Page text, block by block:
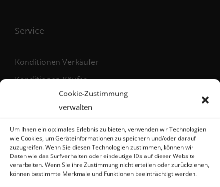
Cookie-Zustimmung
verwalten
Um Ihnen ein optimales Erlebnis zu bieten, verwenden wir Technologien
wie Cookies, um Geräteinformationen zu speichern und/oder darauf
zuzugreifen. Wenn Sie diesen Technologien zustimmen, können wir
Daten wie das Surfverhalten oder eindeutige IDs auf dieser Website
verarbeiten. Wenn Sie ihre Zustimmung nicht erteilen oder zurückziehen,
können bestimmte Merkmale und Funktionen beeinträchtigt werden.
Service
Konditionen Verkäufer
Konditionen Käufer
Maklervertrag (Verkäufer)
Registrierung als Käufer
Kontakt